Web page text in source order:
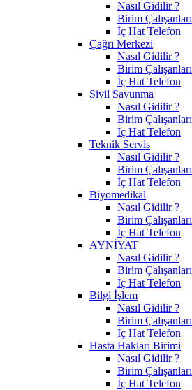
Nasıl Gidilir ?
Birim Çalışanları
İç Hat Telefon
Çağrı Merkezi
Nasıl Gidilir ?
Birim Çalışanları
İç Hat Telefon
Sivil Savunma
Nasıl Gidilir ?
Birim Çalışanları
İç Hat Telefon
Teknik Servis
Nasıl Gidilir ?
Birim Çalışanları
İç Hat Telefon
Biyomedikal
Nasıl Gidilir ?
Birim Çalışanları
İç Hat Telefon
AYNİYAT
Nasıl Gidilir ?
Birim Çalışanları
İç Hat Telefon
Bilgi İşlem
Nasıl Gidilir ?
Birim Çalışanları
İç Hat Telefon
Hasta Hakları Birimi
Nasıl Gidilir ?
Birim Çalışanları
İç Hat Telefon